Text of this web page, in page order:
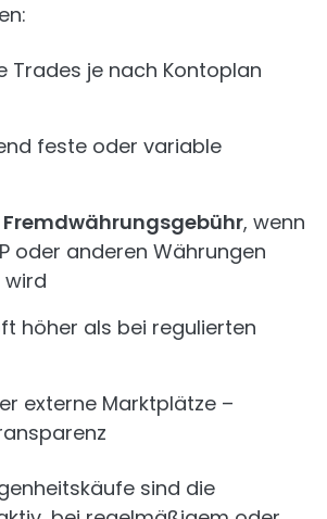
Trades je nach Kontoplan
feste oder variable
Fremdwährungsgebühr, wenn
oder anderen Währungen
höher als bei regulierten
externe Marktplätze –
sind die